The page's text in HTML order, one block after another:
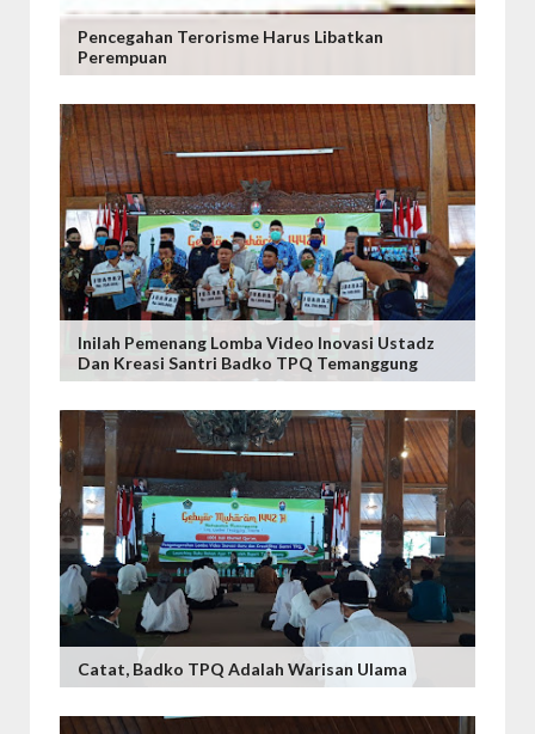
Pencegahan Terorisme Harus Libatkan
Perempuan
Inilah Pemenang Lomba Video Inovasi Ustadz
Dan Kreasi Santri Badko TPQ Temanggung
Catat, Badko TPQ Adalah Warisan Ulama